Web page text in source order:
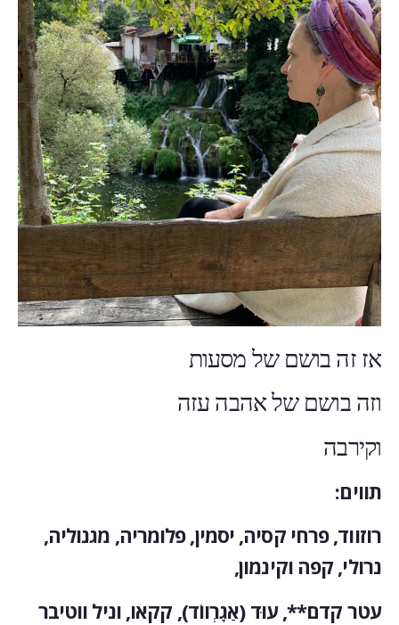
אז זה בושם של מסעות
וזה בושם של אהבה עזה
וקירבה
תווים:
רוזווד, פרחי קסיה, יסמין, פלומריה, מגנוליה,
נרולי, קפה וקינמון,
עטר קדם**, עוּד (אַגָרְווֹד), קקאו, וניל ווטיבר